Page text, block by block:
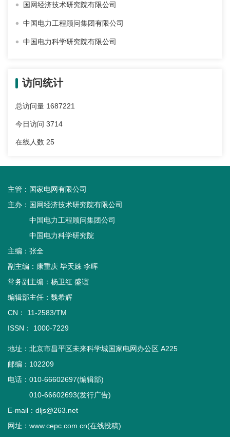
国网经济技术研究院有限公司
中国电力工程顾问集团有限公司
中国电力科学研究院有限公司
访问统计
总访问量 1687221
今日访问 3714
在线人数 25
主管： 国家电网有限公司
主办： 国网经济技术研究院有限公司
中国电力工程顾问集团公司
中国电力科学研究院
主编：张全
副主编：康重庆 毕天姝 李晖
常务副主编：杨卫红 盛谊
编辑部主任：魏希辉
CN： 11-2583/TM
ISSN： 1000-7229
地址：北京市昌平区未来科学城国家电网办公区 A225
邮编：102209
电话：010-66602697(编辑部)
010-66602693(发行广告)
E-mail：dljs@263.net
网址：www.cepc.com.cn(在线投稿)